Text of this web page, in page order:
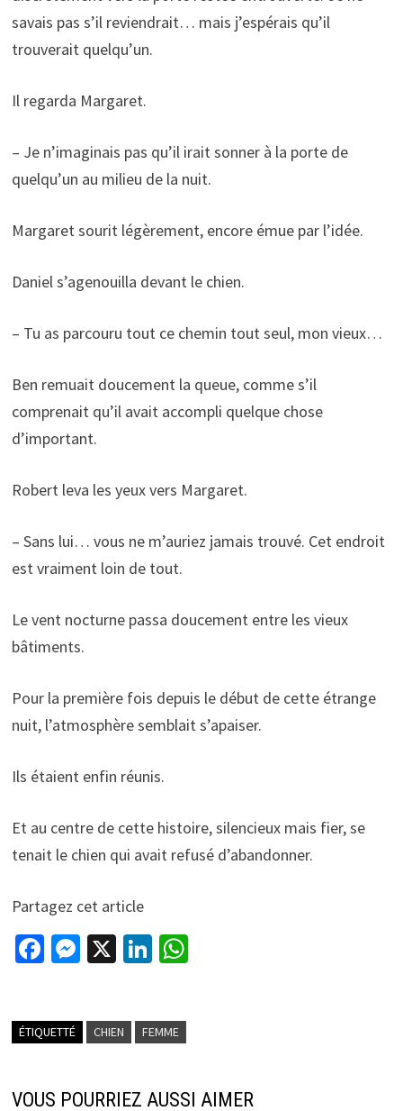
savais pas s’il reviendrait… mais j’espérais qu’il
trouverait quelqu’un.
Il regarda Margaret.
– Je n’imaginais pas qu’il irait sonner à la porte de
quelqu’un au milieu de la nuit.
Margaret sourit légèrement, encore émue par l’idée.
Daniel s’agenouilla devant le chien.
– Tu as parcouru tout ce chemin tout seul, mon vieux…
Ben remuait doucement la queue, comme s’il
comprenait qu’il avait accompli quelque chose
d’important.
Robert leva les yeux vers Margaret.
– Sans lui… vous ne m’auriez jamais trouvé. Cet endroit
est vraiment loin de tout.
Le vent nocturne passa doucement entre les vieux
bâtiments.
Pour la première fois depuis le début de cette étrange
nuit, l’atmosphère semblait s’apaiser.
Ils étaient enfin réunis.
Et au centre de cette histoire, silencieux mais fier, se
tenait le chien qui avait refusé d’abandonner.
Partagez cet article
Fa
o
k
M
n
r
X Li
dI
W
p
ÉTIQUETTÉ CHIEN FEMME
VOUS POURRIEZ AUSSI AIMER